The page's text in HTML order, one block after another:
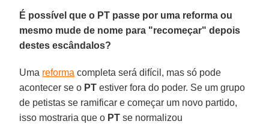
É possível que o PT passe por uma reforma ou
mesmo mude de nome para "recomeçar" depois
destes escândalos?
Uma reforma completa será difícil, mas só pode
acontecer se o PT estiver fora do poder. Se um grupo
de petistas se ramificar e começar um novo partido,
isso mostraria que o PT se normalizou